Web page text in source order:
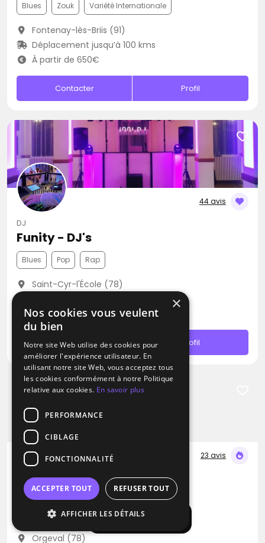
Afficher la carte
Blues Zouk Variété Internationale
Fontenay-lès-Briis (91)
Déplacement jusqu’à 100 kms
À partir de 650€
Contacter Profil
44 avis
DJ
Funity - DJ's
Blues Pop Rap
Saint-Cyr-l'École (78)
À partir de 400€
Contacter Profil
23 avis
DJ Velrich
Afro RNB
Orgeval (78)
×
Nos cookies vous veulent
du bien
Notre site Web utilise des cookies pour
améliorer l'expérience utilisateur. En
utilisant notre site Web, vous acceptez tous
les cookies conformément à notre Politique
relative aux cookies. En savoir plus
PERFORMANCE
CIBLAGE
FONCTIONNALITÉ
ACCEPTER TOUT REFUSER TOUT
AFFICHER LES DÉTAILS